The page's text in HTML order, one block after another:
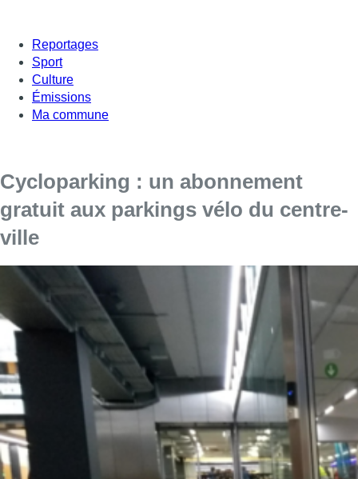
Reportages
Sport
Culture
Émissions
Ma commune
Cycloparking : un abonnement
gratuit aux parkings vélo du centre-
ville